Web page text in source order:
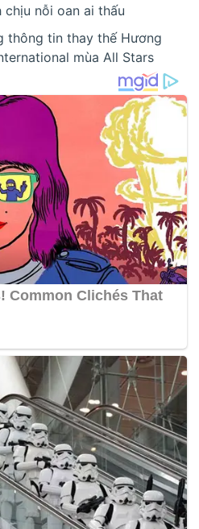
chịu nỗi oan ai thấu
thông tin thay thế Hương
mùa All Stars